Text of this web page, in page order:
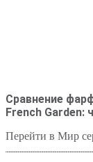
Сравнение
French Garden:
Перейти в Мир